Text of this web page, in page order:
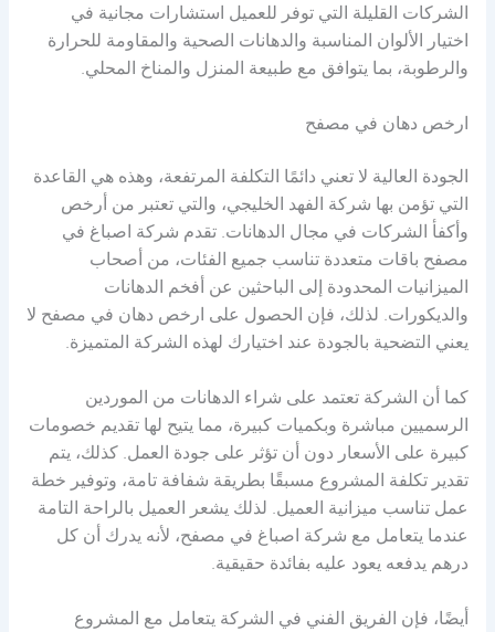
الشركات القليلة التي توفر للعميل استشارات مجانية في
اختيار الألوان المناسبة والدهانات الصحية والمقاومة للحرارة
والرطوبة، بما يتوافق مع طبيعة المنزل والمناخ المحلي.
ارخص دهان في مصفح
الجودة العالية لا تعني دائمًا التكلفة المرتفعة، وهذه هي القاعدة
التي تؤمن بها شركة الفهد الخليجي، والتي تعتبر من أرخص
وأكفأ الشركات في مجال الدهانات. تقدم شركة اصباغ في
مصفح باقات متعددة تناسب جميع الفئات، من أصحاب
الميزانيات المحدودة إلى الباحثين عن أفخم الدهانات
والديكورات. لذلك، فإن الحصول على ارخص دهان في مصفح لا
يعني التضحية بالجودة عند اختيارك لهذه الشركة المتميزة.
كما أن الشركة تعتمد على شراء الدهانات من الموردين
الرسميين مباشرة وبكميات كبيرة، مما يتيح لها تقديم خصومات
كبيرة على الأسعار دون أن تؤثر على جودة العمل. كذلك، يتم
تقدير تكلفة المشروع مسبقًا بطريقة شفافة تامة، وتوفير خطة
عمل تناسب ميزانية العميل. لذلك يشعر العميل بالراحة التامة
عندما يتعامل مع شركة اصباغ في مصفح، لأنه يدرك أن كل
درهم يدفعه يعود عليه بفائدة حقيقية.
أيضًا، فإن الفريق الفني في الشركة يتعامل مع المشروع